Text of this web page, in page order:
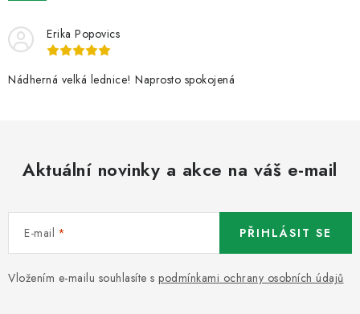
Erika Popovics
Nádherná velká lednice! Naprosto spokojená
Aktuální novinky a akce na váš e-mail
E-mail
Vložením e-mailu souhlasíte s podmínkami ochrany osobních údajů
PŘIHLÁSIT SE